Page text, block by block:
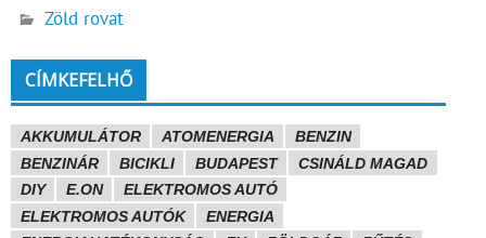
Zöld rovat
CÍMKEFELHŐ
AKKUMULÁTOR ATOMENERGIA
BENZIN
BENZINÁR
BICIKLI BUDAPEST
CSINÁLD MAGAD
DIY
E.ON
ELEKTROMOS AUTÓ
ELEKTROMOS AUTÓK
ENERGIA